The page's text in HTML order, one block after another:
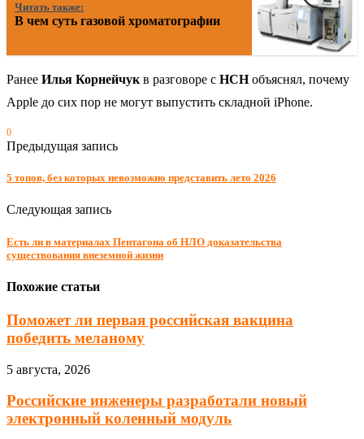
Читать также:
В чем суть газовой хроматографии
Ранее Илья Корнейчук в разговоре с НСНобъяснял, почему
Apple до сих пор не могут выпустить складной iPhone.
0
Предыдущая запись
5 топов, без которых невозможно представить лето 2026
Следующая запись
Есть ли в материалах Пентагона об НЛО доказательства
существования внеземной жизни
Похожие статьи
Поможет ли первая российская вакцина
победить меланому
5 августа, 2026
Российские инженеры разработали новый
электронный коленный модуль